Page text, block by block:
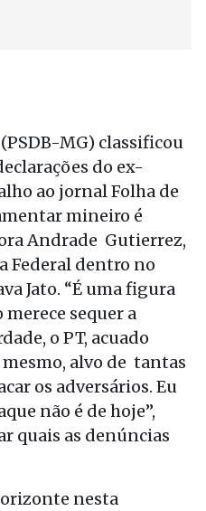
MG) classificou
do ex-
ao jornal Folha de
mineiro é
Andrade Gutierrez,
Federal dentro no
Jato. “É uma figura
sequer a
o PT, acuado
mesmo, alvo de tantas
os adversários. Eu
não é de hoje”,
quais as denúncias
nesta